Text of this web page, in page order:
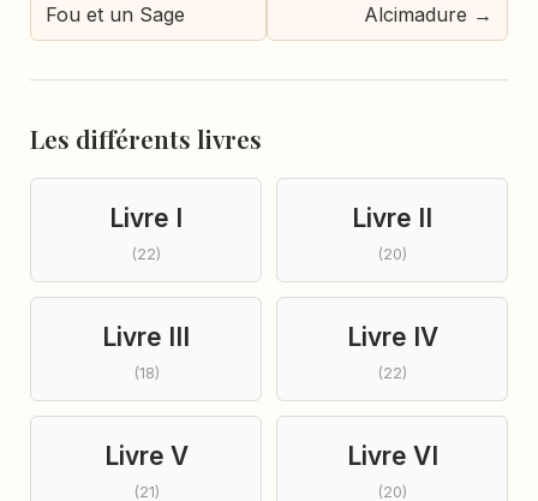
Fou et un Sage
Alcimadure →
Les différents livres
Livre I
(22)
Livre II
(20)
Livre III
(18)
Livre IV
(22)
Livre V
(21)
Livre VI
(20)